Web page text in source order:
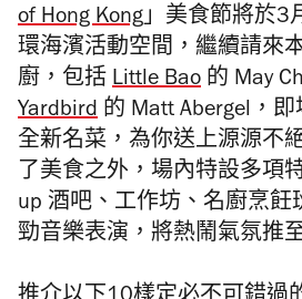
of Hong Kong」美食節將於3
環海濱活動空間，繼續請來
廚，包括 Little Bao 的 May
Yardbird 的 Matt Abergel ，
全新名菜，為你送上源源不
了美食之外，場內特設多項
up 酒吧、工作坊、名廚烹飪
勁音樂表演，將熱鬧氣氛推